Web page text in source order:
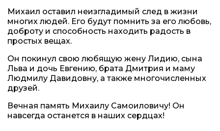
Михаил оставил неизгладимый след в жизни
многих людей. Его будут помнить за его любовь,
доброту и способность находить радость в
простых вещах.
Он покинул свою любящую жену Лидию, сына
Льва и дочь Евгению, брата Дмитрия и маму
Людмилу Давидовну, а также многочисленных
друзей.
Вечная память Михаилу Самоиловичу! Он
навсегда останется в наших сердцах!